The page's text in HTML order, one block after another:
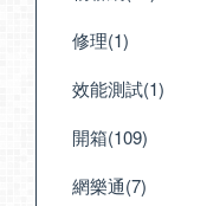
修理(1)
效能測試(1)
開箱(109)
網樂通(7)